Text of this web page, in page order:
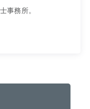
事務所。